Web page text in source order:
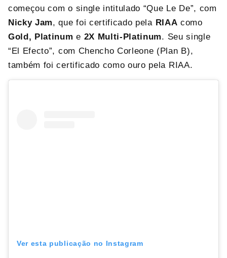
começou com o single intitulado “Que Le De”, com
Nicky Jam, que foi certificado pela RIAA como
Gold, Platinum e 2X Multi-Platinum. Seu single
“El Efecto”, com Chencho Corleone (Plan B),
também foi certificado como ouro pela RIAA.
Ver esta publicação no Instagram